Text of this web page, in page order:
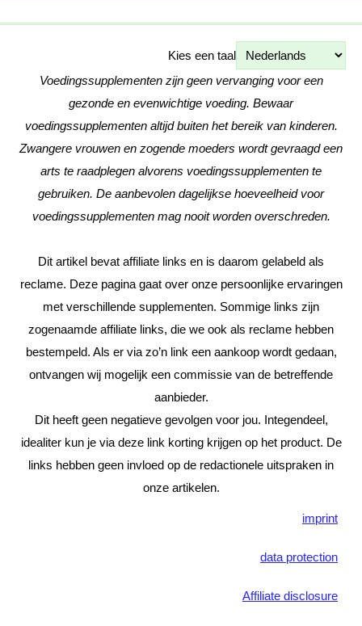
Kies een taal
Voedingssupplementen zijn geen vervanging voor een
gezonde en evenwichtige voeding. Bewaar
voedingssupplementen altijd buiten het bereik van kinderen.
Zwangere vrouwen en zogende moeders wordt gevraagd een
arts te raadplegen alvorens voedingssupplementen te
gebruiken. De aanbevolen dagelijkse hoeveelheid voor
voedingssupplementen mag nooit worden overschreden.
Dit artikel bevat affiliate links en is daarom gelabeld als
reclame. Deze pagina gaat over onze persoonlijke ervaringen
met verschillende supplementen. Sommige links zijn
zogenaamde affiliate links, die we ook als reclame hebben
bestempeld. Als er via zo’n link een aankoop wordt gedaan,
ontvangen wij mogelijk een commissie van de betreffende
aanbieder.
Dit heeft geen negatieve gevolgen voor jou. Integendeel,
idealiter kun je via deze link korting krijgen op het product. De
links hebben geen invloed op de redactionele uitspraken in
onze artikelen.
imprint
data protection
Affiliate disclosure